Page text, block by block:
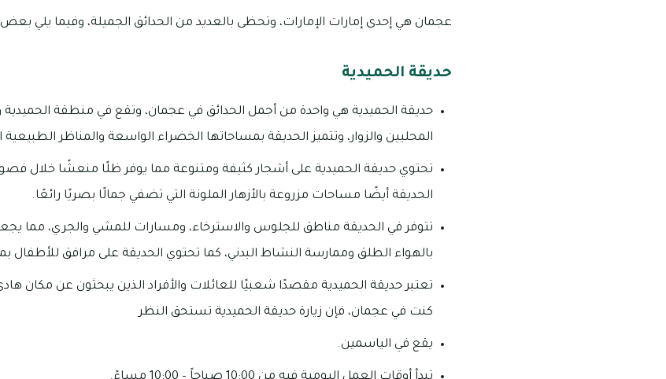
عجمان هي إحدى إمارات الإمارات، وتحظى بالعديد من الحدائق الجميلة، وفيما يلي
حديقة الحميدية
حديقة الحميدية هي واحدة من أجمل الحدائق في عجمان، وتقع في منطقة
المحليين والزوار، وتتميز الحديقة بمساحاتها الخضراء الواسعة والمناظر الطبيعية
تحتوي حديقة الحميدية على أشجار كثيفة ومتنوعة مما يوفر ظلًا منعشًا خلال
الحديقة أيضًا مساحات مزروعة بالأزهار الملونة التي تضفي جمالًا بصريًا رائعًا.
تتوفر في الحديقة مناطق للجلوس والاسترخاء، ومسارات للمشي والجري، مما
بالهواء الطلق وممارسة النشاط البدني، كما تحتوي الحديقة على مرافق
تعتبر حديقة الحميدية مقصدًا شعبيًا للعائلات والأفراد الذين يبحثون عن مكان
كنت في عجمان، فإن زيارة حديقة الحميدية تستحق النظر
يقع في الياسمين.